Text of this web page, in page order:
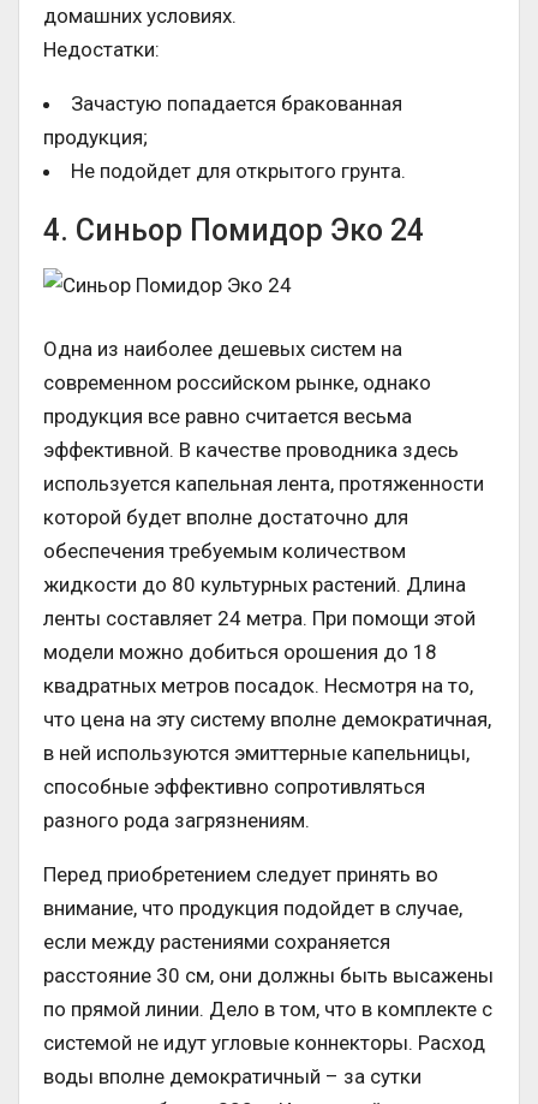
домашних условиях.
Недостатки:
Зачастую попадается бракованная
продукция;
Не подойдет для открытого грунта.
4. Синьор Помидор Эко 24
Одна из наиболее дешевых систем на
современном российском рынке, однако
продукция все равно считается весьма
эффективной. В качестве проводника здесь
используется капельная лента, протяженности
которой будет вполне достаточно для
обеспечения требуемым количеством
жидкости до 80 культурных растений. Длина
ленты составляет 24 метра. При помощи этой
модели можно добиться орошения до 18
квадратных метров посадок. Несмотря на то,
что цена на эту систему вполне демократичная,
в ней используются эмиттерные капельницы,
способные эффективно сопротивляться
разного рода загрязнениям.
Перед приобретением следует принять во
внимание, что продукция подойдет в случае,
если между растениями сохраняется
расстояние 30 см, они должны быть высажены
по прямой линии. Дело в том, что в комплекте с
системой не идут угловые коннекторы. Расход
воды вполне демократичный – за сутки